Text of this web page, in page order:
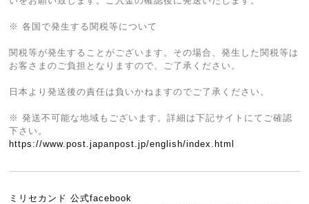
※ 各国で発生する関税等について
関税等が発生することがございます。その場合、発生した関税等は
お客さまのご負担となりますので、ご了承ください。
日本より発送後の責任は負いかねますのでご了承ください。
※ 発送不可能な地域もございます。詳細は下記サイトにてご確認
下さい。
https://www.post.japanpost.jp/english/index.html
ミリセカンド 公式facebook